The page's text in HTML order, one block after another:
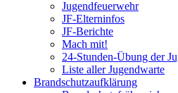
Jugendfeuerwehr
JF-Elterninfos
JF-Berichte
Mach mit!
24-Stunden-Übung der
Liste aller Jugendwarte
Brandschutzaufklärung